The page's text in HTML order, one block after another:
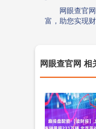
网眼查官
富，助您实现财
网眼查官网 相